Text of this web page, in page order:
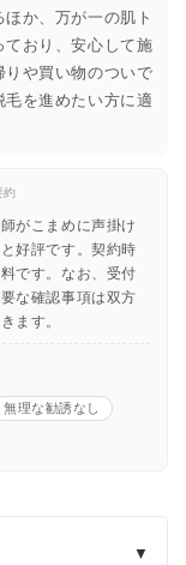
か、万が一の肌ト
ており、安心して施
や買い物のついで
を進めたい方に適
約
がこまめに声掛け
好評です。契約時
です。なお、受付
な確認事項は双方
ます。
無理な勧誘なし
▼